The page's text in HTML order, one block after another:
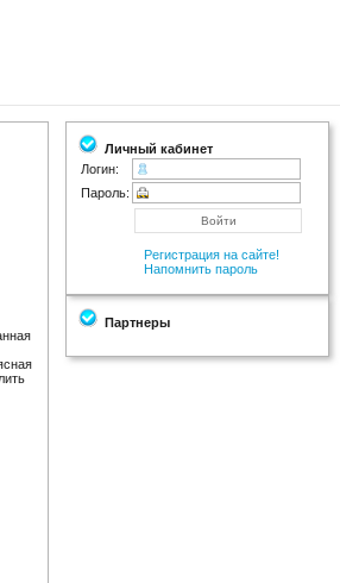
Личный кабинет
Логин:
Пароль:
Регистрация на сайте!
Напомнить пароль
Партнеры